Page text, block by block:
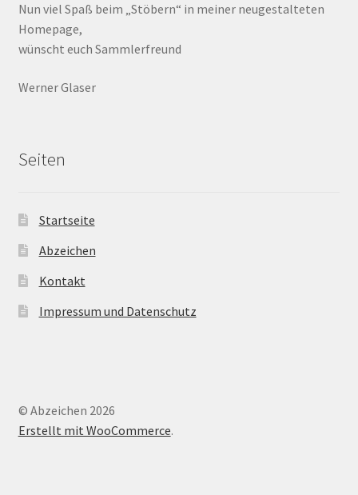
Nun viel Spaß beim „Stöbern“ in meiner neugestalteten
Homepage,
wünscht euch Sammlerfreund
Werner Glaser
Seiten
Startseite
Abzeichen
Kontakt
Impressum und Datenschutz
© Abzeichen 2026
Erstellt mit WooCommerce.